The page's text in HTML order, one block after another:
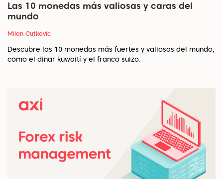
Las 10 monedas más valiosas y caras del
mundo
Milan Cutkovic
Descubre las 10 monedas más fuertes y valiosas del mundo,
como el dinar kuwaití y el franco suizo.